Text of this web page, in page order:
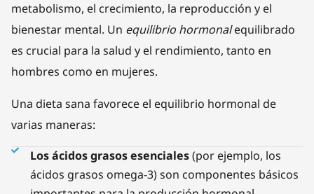
metabolismo, el crecimiento, la reproducción y el
bienestar mental. Un equilibrio hormonalequilibrado
es crucial para la salud y el rendimiento, tanto en
hombres como en mujeres.
Una dieta sana favorece el equilibrio hormonal de
varias maneras:
Los ácidos grasos esenciales(por ejemplo, los
ácidos grasos omega-3) son componentes básicos